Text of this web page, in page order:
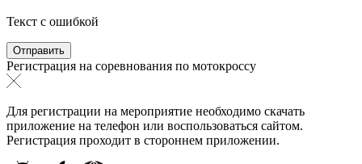
Текст с ошибкой
Регистрация на соревнования по мотокроссу
Для регистрации на мероприятие необходимо скачать
приложение на телефон или воспользоваться сайтом.
Регистрация проходит в стороннем приложении.